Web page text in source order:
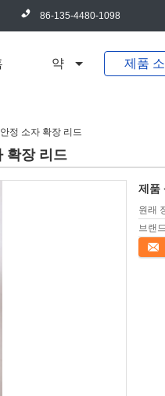
86-135-4480-1098
약 제품
정 소자 확장 리드
확장 리드
제품
원래
브랜
접촉